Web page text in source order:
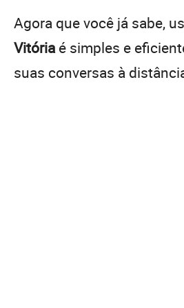
Agora que você já sabe,
Vitória é simples e
suas conversas à